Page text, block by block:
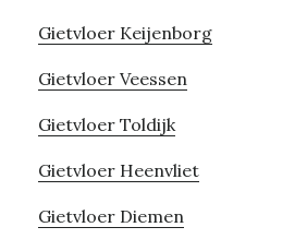
Gietvloer Keijenborg
Gietvloer Veessen
Gietvloer Toldijk
Gietvloer Heenvliet
Gietvloer Diemen